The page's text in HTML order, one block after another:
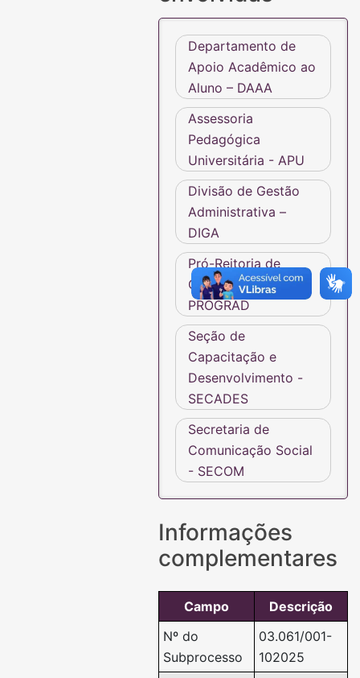
Departamento de
Apoio Acadêmico ao
Aluno – DAAA
Assessoria
Pedagógica
Universitária - APU
Divisão de Gestão
Administrativa –
DIGA
Pró-Reitoria de
Graduação -
PROGRAD
Seção de
Capacitação e
Desenvolvimento -
SECADES
Secretaria de
Comunicação Social
- SECOM
Informações
complementares
Campo
Descrição
Nº do
Subprocesso
03.061/001-
102025